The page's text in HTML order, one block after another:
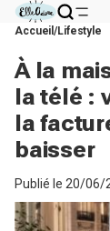
Accueil Lifestyle
À la
la télé :
la
baisser
Publié le 20/06/